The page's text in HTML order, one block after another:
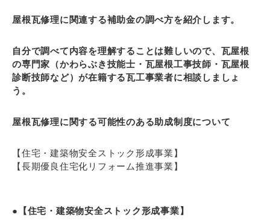
屋根瓦修理に関連する補助金の調べ方を紹介します。
自分で調べて内容を理解することは難しいので、瓦屋根
の専門家（かわらぶき技能士・瓦屋根工事技師・瓦屋根
診断技師など）が在籍する瓦工事業者に相談しましょ
う。
屋根瓦修理に関する可能性のある助成制度について
【住宅・建築物安全ストック形成事業】
【⾧期優良住宅化リフォーム推進事業】
●【住宅・建築物安全ストック形成事業】